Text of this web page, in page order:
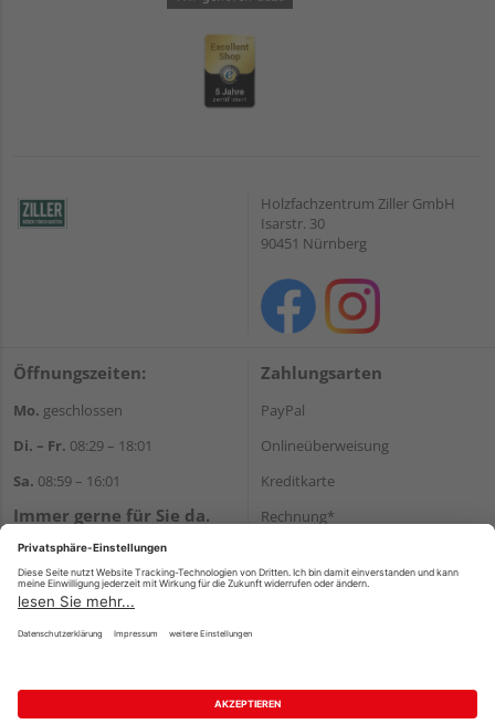
Holzfachzentrum Ziller GmbH
Isarstr. 30
90451 Nürnberg
Öffnungszeiten:
Mo. geschlossen
Di. – Fr. 08:29 – 18:01
Sa. 08:59 – 16:01
Immer gerne für Sie da.
E-Mail:kontakt@holzziller.de
Zahlungsarten
PayPal
Onlineüberweisung
Kreditkarte
Rechnung*
Versand
Impressum AGB Widerruf
Datenschutz